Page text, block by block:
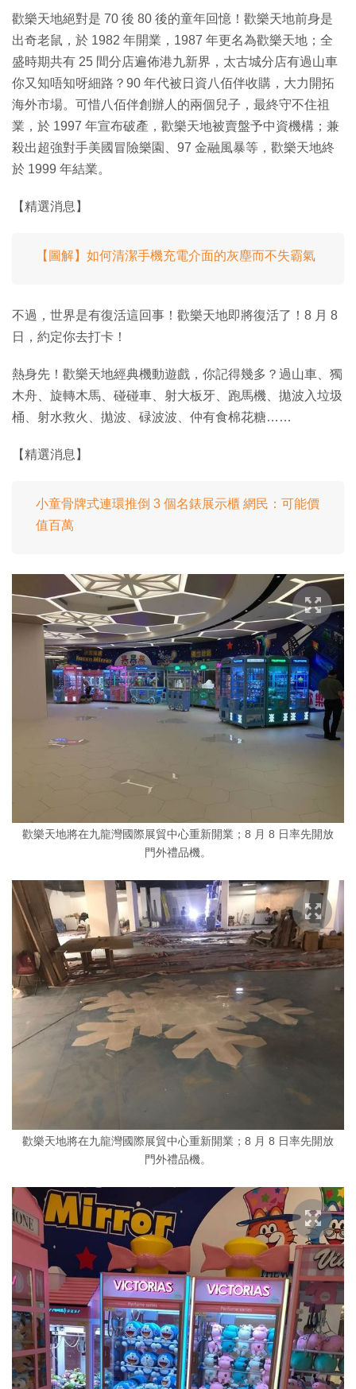
歡樂天地絕對是 70 後 80 後的童年回憶！歡樂天地前身是
出奇老鼠，於 1982 年開業，1987 年更名為歡樂天地；全
盛時期共有 25 間分店遍佈港九新界，太古城分店有過山車
你又知唔知呀細路？90 年代被日資八佰伴收購，大力開拓
海外市場。可惜八佰伴創辦人的兩個兒子，最終守不住祖
業，於 1997 年宣布破產，歡樂天地被賣盤予中資機構；兼
殺出超強對手美國冒險樂園、97 金融風暴等，歡樂天地終
於 1999 年結業。
【精選消息】
【圖解】如何清潔手機充電介面的灰塵而不失霸氣
不過，世界是有復活這回事！歡樂天地即將復活了！8 月 8
日，約定你去打卡！
熱身先！歡樂天地經典機動遊戲，你記得幾多？過山車、獨
木舟、旋轉木馬、碰碰車、射大板牙、跑馬機、拋波入垃圾
桶、射水救火、拋波、碌波波、仲有食棉花糖……
【精選消息】
小童骨牌式連環推倒 3 個名錶展示櫃 網民：可能價
值百萬
歡樂天地將在九龍灣國際展貿中心重新開業；8 月 8 日率先開放
門外禮品機。
歡樂天地將在九龍灣國際展貿中心重新開業；8 月 8 日率先開放
門外禮品機。